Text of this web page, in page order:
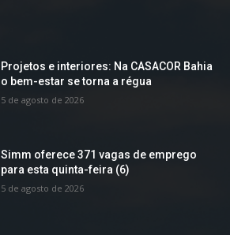
Projetos e interiores: Na CASACOR Bahia
o bem-estar se torna a régua
5 de agosto de 2026
Simm oferece 371 vagas de emprego
para esta quinta-feira (6)
5 de agosto de 2026